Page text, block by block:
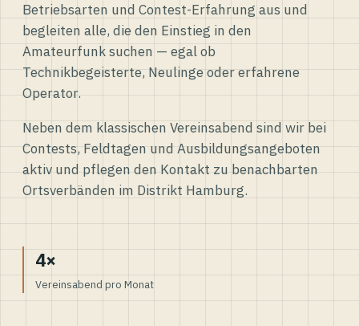
Betriebsarten und Contest-Erfahrung aus und
begleiten alle, die den Einstieg in den
Amateurfunk suchen — egal ob
Technikbegeisterte, Neulinge oder erfahrene
Operator.
Neben dem klassischen Vereinsabend sind wir bei
Contests, Feldtagen und Ausbildungsangeboten
aktiv und pflegen den Kontakt zu benachbarten
Ortsverbänden im Distrikt Hamburg.
4×
Vereinsabend pro Monat